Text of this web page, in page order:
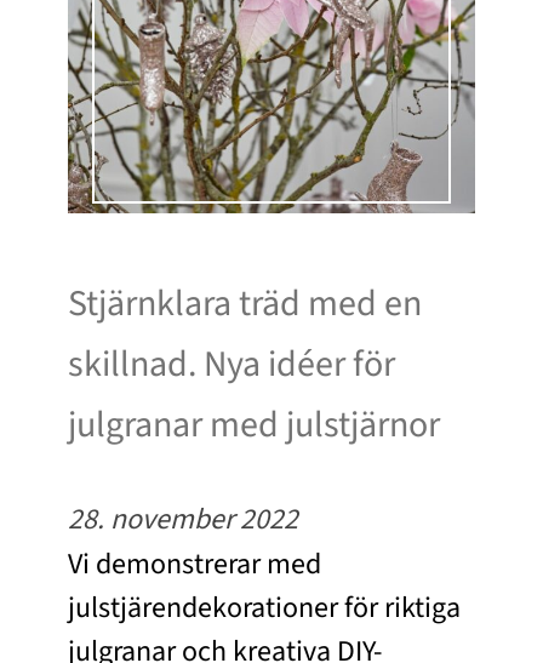
Stjärnklara träd med en
skillnad. Nya idéer för
julgranar med julstjärnor
28. november 2022
Vi demonstrerar med
julstjärendekorationer för riktiga
julgranar och kreativa DIY-